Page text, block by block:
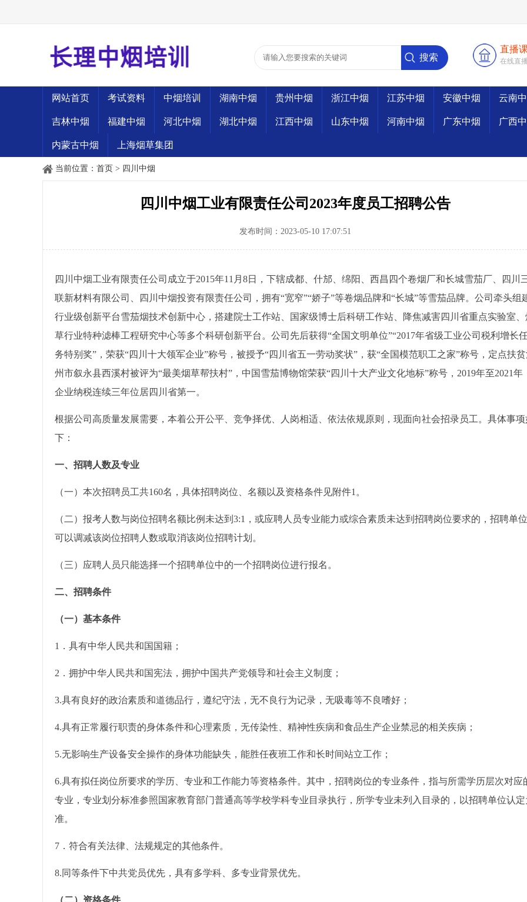
直播
在线直
网站首页 考试资料 中烟培训 湖南中烟 贵州中烟 浙江中烟 江苏中烟 安徽中烟 云南
吉林中烟 福建中烟 河北中烟 湖北中烟 江西中烟 山东中烟 河南中烟 广东中烟 广西
内蒙古中烟 上海烟草集团
当前位置： 首页 > 四川中烟
四川中烟工业有限责任公司2023年度员工招聘公告
发布时间：2023-05-10 17:07:51
四川中烟工业有限责任公司成立于2015年11月8日，下辖成都、什邡、绵阳、西昌四个卷烟厂和长城雪茄厂、四川
联新材料有限公司、四川中烟投资有限责任公司，拥有“宽窄”“娇子”等卷烟品牌和“长城”等雪茄品牌。公司牵头组
行业级创新平台雪茄烟技术创新中心，搭建院士工作站、国家级博士后科研工作站、降焦减害四川省重点实验室、
草行业特种滤棒工程研究中心等多个科研创新平台。公司先后获得“全国文明单位”“2017年省级工业公司税利增长
务特别奖”，荣获“四川十大领军企业”称号，被授予“四川省五一劳动奖状”，获“全国模范职工之家”称号，定点扶
州市叙永县西溪村被评为“最美烟草帮扶村”，中国雪茄博物馆荣获“四川十大产业文化地标”称号，2019年至2021年
企业纳税连续三年位居四川省第一。
根据公司高质量发展需要，本着公开公平、竞争择优、人岗相适、依法依规原则，现面向社会招录员工。具体事项
下：
一、招聘人数及专业
（一）本次招聘员工共160名，具体招聘岗位、名额以及资格条件见附件1。
（二）报考人数与岗位招聘名额比例未达到3:1，或应聘人员专业能力或综合素质未达到招聘岗位要求的，招聘单位
可以调减该岗位招聘人数或取消该岗位招聘计划。
（三）应聘人员只能选择一个招聘单位中的一个招聘岗位进行报名。
二、招聘条件
（一）基本条件
1．具有中华人民共和国国籍；
2．拥护中华人民共和国宪法，拥护中国共产党领导和社会主义制度；
3.具有良好的政治素质和道德品行，遵纪守法，无不良行为记录，无吸毒等不良嗜好；
4.具有正常履行职责的身体条件和心理素质，无传染性、精神性疾病和食品生产企业禁忌的相关疾病；
5.无影响生产设备安全操作的身体功能缺失，能胜任夜班工作和长时间站立工作；
6.具有拟任岗位所要求的学历、专业和工作能力等资格条件。其中，招聘岗位的专业条件，指与所需学历层次对应
专业，专业划分标准参照国家教育部门普通高等学校学科专业目录执行，所学专业未列入目录的，以招聘单位认定
准。
7．符合有关法律、法规规定的其他条件。
8.同等条件下中共党员优先，具有多学科、多专业背景优先。
（二）资格条件